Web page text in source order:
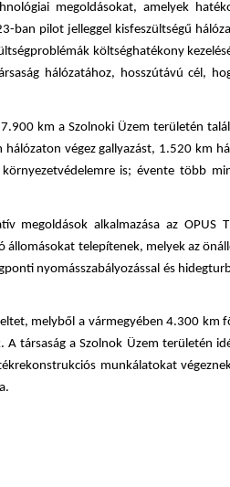
megoldásokat, amelyek
ban pilot jelleggel kisfeszültségű
költséghatékony
hálózatához, hosszútávú cél,
km a Szolnoki Üzem területén
végez gallyazást, 1.520 km
is; évente több
megoldások alkalmazása az OPUS
telepítenek, melyek az
nyomásszabályozással és
melyből a vármegyében 4.300 km
társaság a Szolnok Üzem területén
munkálatokat